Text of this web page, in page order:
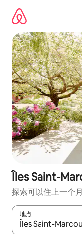
Îles Saint-
探索可以住上一个
地点
如有搜索结果，请